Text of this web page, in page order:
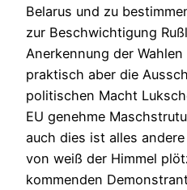
Belarus und zu
zur Beschwichtigung
Anerkennung der
praktisch aber die
politischen Macht
EU genehme
auch dies ist alles
von weiß der Himmel
kommenden